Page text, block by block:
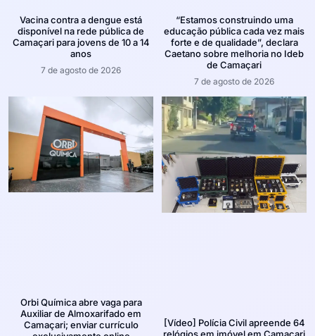
Vacina contra a dengue está
disponível na rede pública de
Camaçari para jovens de 10 a 14
anos
7 de agosto de 2026
“Estamos construindo uma
educação pública cada vez mais
forte e de qualidade”, declara
Caetano sobre melhoria no Ideb
de Camaçari
7 de agosto de 2026
Orbi Química abre vaga para
Auxiliar de Almoxarifado em
Camaçari; enviar currículo
[Vídeo] Polícia Civil apreende 64